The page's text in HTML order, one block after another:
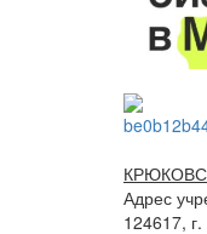
Адрес
124617,